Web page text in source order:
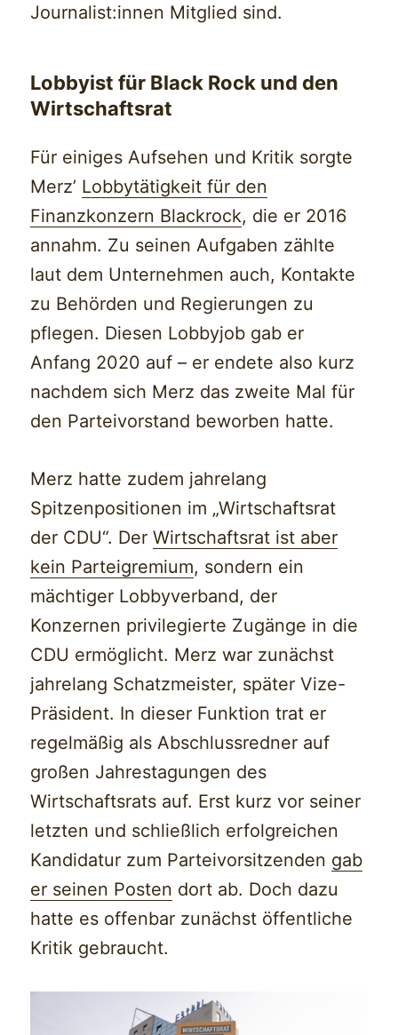
Journalist:innen Mitglied sind.
Lobbyist für Black Rock und den
Wirtschaftsrat
Für einiges Aufsehen und Kritik sorgte
Merz’ Lobbytätigkeit für den
Finanzkonzern Blackrock, die er 2016
annahm. Zu seinen Aufgaben zählte
laut dem Unternehmen auch, Kontakte
zu Behörden und Regierungen zu
pflegen. Diesen Lobbyjob gab er
Anfang 2020 auf – er endete also kurz
nachdem sich Merz das zweite Mal für
den Parteivorstand beworben hatte.
Merz hatte zudem jahrelang
Spitzenpositionen im „Wirtschaftsrat
der CDU“. DerWirtschaftsrat ist aber
kein Parteigremium, sondern ein
mächtiger Lobbyverband, der
Konzernen privilegierte Zugänge in die
CDU ermöglicht. Merz war zunächst
jahrelang Schatzmeister, später Vize-
Präsident. In dieser Funktion trat er
regelmäßig als Abschlussredner auf
großen Jahrestagungen des
Wirtschaftsrats auf. Erst kurz vor seiner
letzten und schließlich erfolgreichen
Kandidatur zum Parteivorsitzenden gab
er seinen Posten dort ab. Doch dazu
hatte es offenbar zunächst öffentliche
Kritik gebraucht.